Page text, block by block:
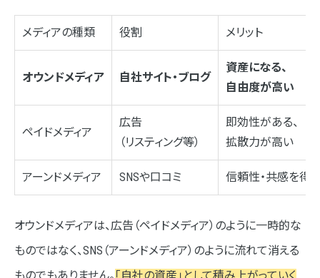
メディアの種類 役割 メリット
オウンドメディア 自社サイト・ブログ
資産になる、
自由度が高い
ペイドメディア
広告
（リスティング等）
即効性がある、
拡散力が高い
アーンドメディア SNSや口コミ 信頼性・共感を得
オウンドメディアは、広告（ペイドメディア）のように一時的な
ものではなく、SNS（アーンドメディア）のように流れて消える